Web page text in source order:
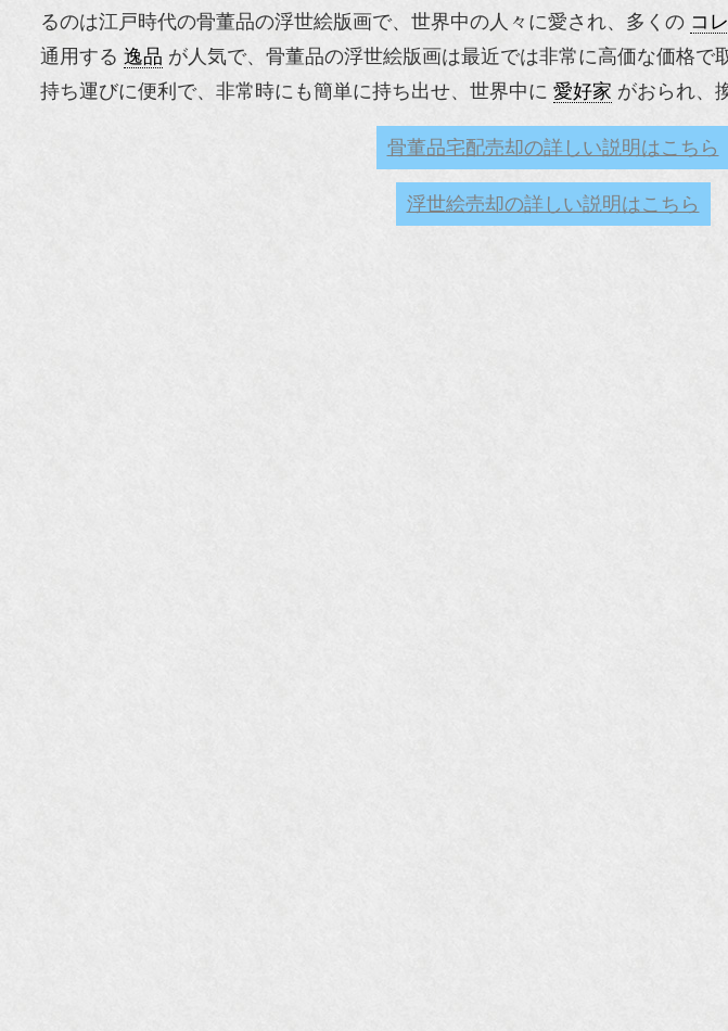
るのは江戸時代の骨董品の浮世絵版画で、世界中の人々に愛され、多くの コ
通用する 逸品 が人気で、骨董品の浮世絵版画は最近では非常に高価な価格で
持ち運びに便利で、非常時にも簡単に持ち出せ、世界中に 愛好家 がおられ、
骨董品宅配売却の詳しい説明はこちら
浮世絵売却の詳しい説明はこちら